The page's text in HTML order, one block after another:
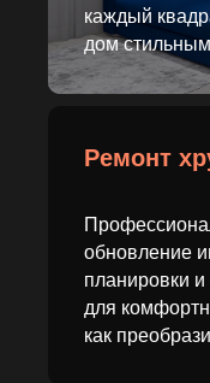
каждый
дом
Ремонт
обновление
планировки
для
как